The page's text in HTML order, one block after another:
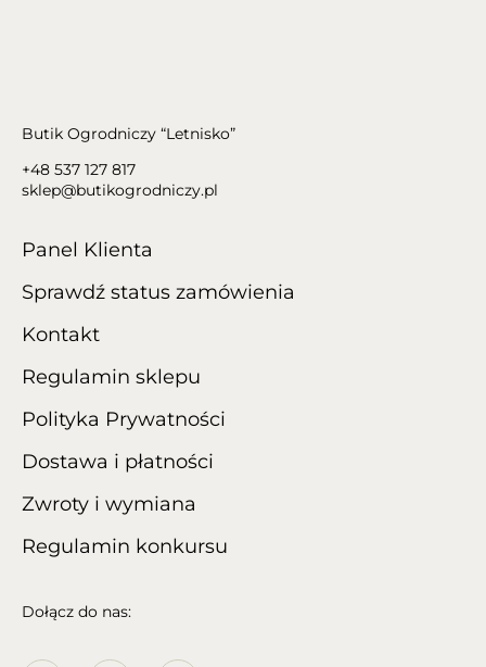
Butik Ogrodniczy “Letnisko”
+48 537 127 817
sklep@butikogrodniczy.pl
Panel Klienta
Sprawdź status zamówienia
Kontakt
Regulamin sklepu
Polityka Prywatności
Dostawa i płatności
Zwroty i wymiana
Regulamin konkursu
Dołącz do nas: